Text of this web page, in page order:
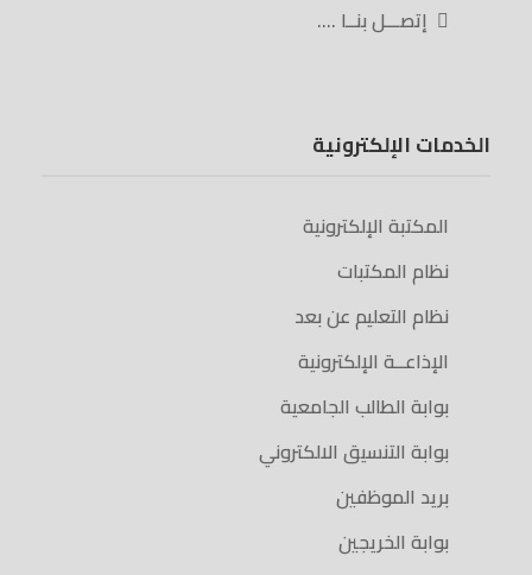
إتصـــل بنــا ….
الخدمات الإلكترونية
المكتبة الإلكترونية
نظام المكتبات
نظام التعليم عن بعد
الإذاعــة الإلكترونية
بوابة الطالب الجامعية
بوابة التنسيق الالكتروني
بريد الموظفين
بوابة الخريجين